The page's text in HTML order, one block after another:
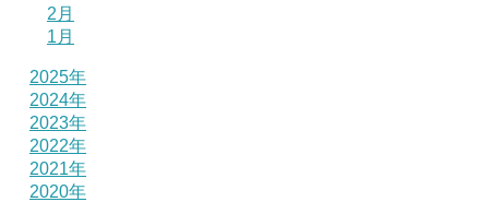
2月
1月
2025年
2024年
2023年
2022年
2021年
2020年